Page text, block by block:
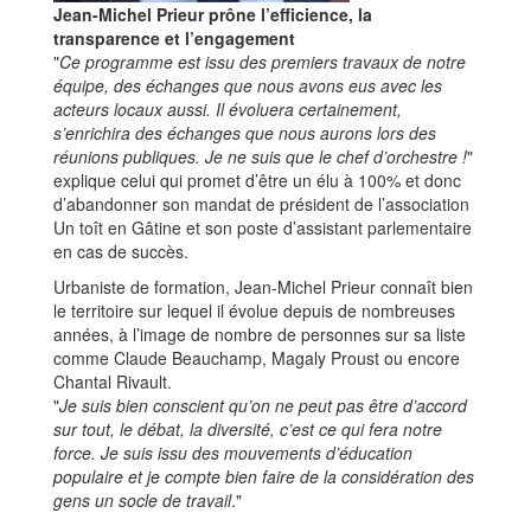
Jean-Michel Prieur prône l’efficience, la
transparence et l’engagement
"Ce programme est issu des premiers travaux de notre
équipe, des échanges que nous avons eus avec les
acteurs locaux aussi. Il évoluera certainement,
s’enrichira des échanges que nous aurons lors des
réunions publiques. Je ne suis que le chef d’orchestre !"
explique celui qui promet d’être un élu à 100% et donc
d’abandonner son mandat de président de l’association
Un toît en Gâtine et son poste d’assistant parlementaire
en cas de succès.
Urbaniste de formation, Jean-Michel Prieur connaît bien
le territoire sur lequel il évolue depuis de nombreuses
années, à l’image de nombre de personnes sur sa liste
comme Claude Beauchamp, Magaly Proust ou encore
Chantal Rivault.
"Je suis bien conscient qu’on ne peut pas être d’accord
sur tout, le débat, la diversité, c’est ce qui fera notre
force. Je suis issu des mouvements d’éducation
populaire et je compte bien faire de la considération des
gens un socle de travail."